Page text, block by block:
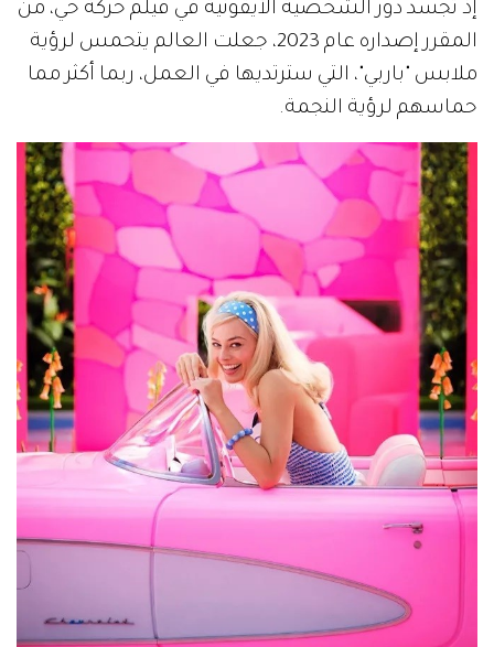
إذ تجسد دور الشخصية الأيقونية في فيلم حركة حي، من
المقرر إصداره عام 2023، جعلت العالم يتحمس لرؤية
ملابس "باربي"، التي سترتديها في العمل، ربما أكثر مما
حماسهم لرؤية النجمة.